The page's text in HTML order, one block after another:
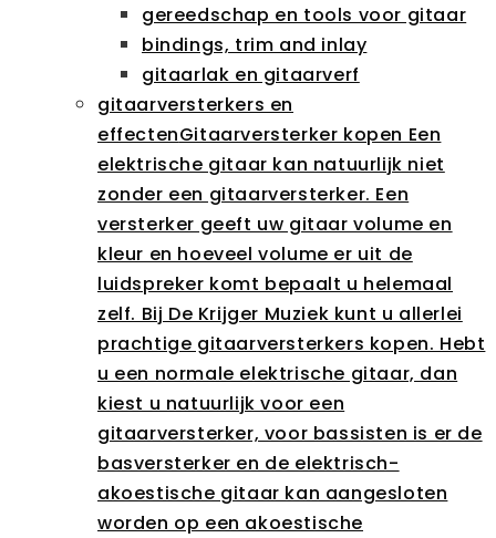
gereedschap en tools voor gitaar
bindings, trim and inlay
gitaarlak en gitaarverf
gitaarversterkers en
effectenGitaarversterker kopen Een
elektrische gitaar kan natuurlijk niet
zonder een gitaarversterker. Een
versterker geeft uw gitaar volume en
kleur en hoeveel volume er uit de
luidspreker komt bepaalt u helemaal
zelf. Bij De Krijger Muziek kunt u allerlei
prachtige gitaarversterkers kopen. Hebt
u een normale elektrische gitaar, dan
kiest u natuurlijk voor een
gitaarversterker, voor bassisten is er de
basversterker en de elektrisch-
akoestische gitaar kan aangesloten
worden op een akoestische